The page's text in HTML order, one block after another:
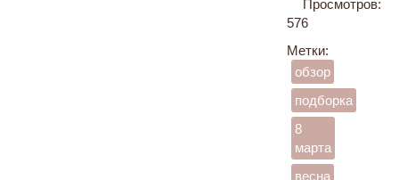
Просмотров:
576
Метки:
обзор
подборка
8
марта
весна